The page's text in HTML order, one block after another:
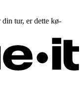
tur, er dette kø-